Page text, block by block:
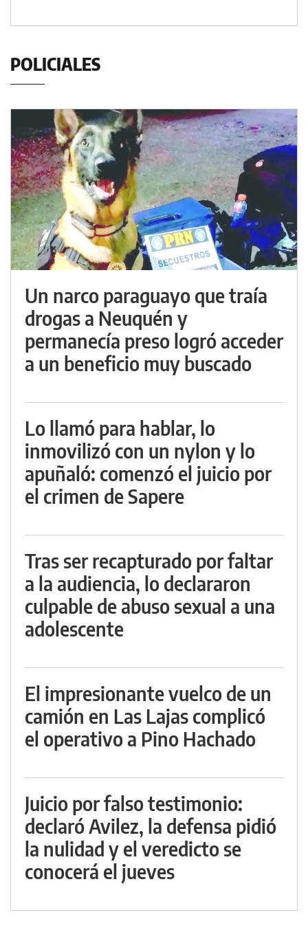
POLICIALES
Un narco paraguayo que traía
drogas a Neuquén y
permanecía preso logró acceder
a un beneficio muy buscado
Lo llamó para hablar, lo
inmovilizó con un nylon y lo
apuñaló: comenzó el juicio por
el crimen de Sapere
Tras ser recapturado por faltar
a la audiencia, lo declararon
culpable de abuso sexual a una
adolescente
El impresionante vuelco de un
camión en Las Lajas complicó
el operativo a Pino Hachado
Juicio por falso testimonio:
declaró Avilez, la defensa pidió
la nulidad y el veredicto se
conocerá el jueves